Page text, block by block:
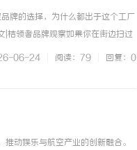
牌的选择，为什么都出于这个工厂
观察如果你在街边扫过
联再次公布最新合作品牌名单——
06-24 阅读：79 回复：0
动娱乐与航空产业的创新融合。